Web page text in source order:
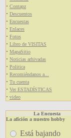
· Contapz
· Descuentos
· Encuestas
· Enlaces
· Fotos
· Libro de VISITAS
· MapaSitio
· Noticias arhivadas
· Politica
· Recomiéndanos a...
· Tu cuenta
· Ver ESTADÍSTICAS
· video
La Encuesta
La afición a nuestro hobby
Está bajando